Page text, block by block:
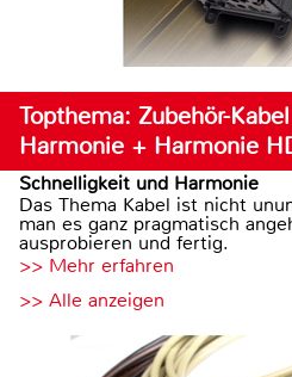
Topthema: Zubehör-
Harmonie + Harmonie
Schnelligkeit und Harmonie
Das Thema Kabel ist nicht
man es ganz pragmatisch
ausprobieren und fertig.
>> Mehr erfahren
>> Alle anzeigen